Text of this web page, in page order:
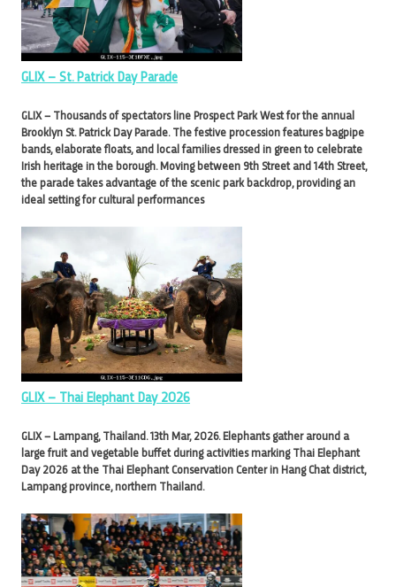
GLIX – St. Patrick Day Parade
GLIX – Thousands of spectators line Prospect Park West for the annual
Brooklyn St. Patrick Day Parade. The festive procession features bagpipe
bands, elaborate floats, and local families dressed in green to celebrate
Irish heritage in the borough. Moving between 9th Street and 14th Street,
the parade takes advantage of the scenic park backdrop, providing an
ideal setting for cultural performances
GLIX – Thai Elephant Day 2026
GLIX – Lampang, Thailand. 13th Mar, 2026. Elephants gather around a
large fruit and vegetable buffet during activities marking Thai Elephant
Day 2026 at the Thai Elephant Conservation Center in Hang Chat district,
Lampang province, northern Thailand.